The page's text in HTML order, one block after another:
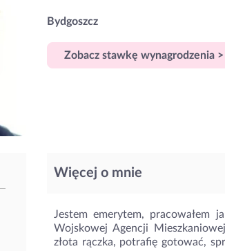
Bydgoszcz
Zobacz stawkę wynagrodzenia >
Więcej o mnie
Jestem emerytem, pracowałem
Wojskowej Agencji
złota rączka, potrafię gotować,